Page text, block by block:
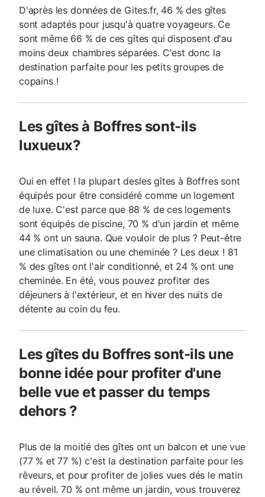
D'après les données de Gites.fr, 46 % des gîtes
sont adaptés pour jusqu'à quatre voyageurs. Ce
sont même 66 % de ces gîtes qui disposent d'au
moins deux chambres séparées. C'est donc la
destination parfaite pour les petits groupes de
copains !
Les gîtes à Boffres sont-ils
luxueux?
Oui en effet ! la plupart desles gîtes à Boffres sont
équipés pour être considéré comme un logement
de luxe. C'est parce que 88 % de ces logements
sont équipés de piscine, 70 % d'un jardin et même
44 % ont un sauna. Que vouloir de plus ? Peut-être
une climatisation ou une cheminée ? Les deux ! 81
% des gîtes ont l'air conditionné, et 24 % ont une
cheminée. En été, vous pouvez profiter des
déjeuners à l'extérieur, et en hiver des nuits de
détente au coin du feu.
Les gîtes du Boffres sont-ils une
bonne idée pour profiter d'une
belle vue et passer du temps
dehors ?
Plus de la moitié des gîtes ont un balcon et une vue
(77 % et 77 %) c'est la destination parfaite pour les
rêveurs, et pour profiter de jolies vues dés le matin
au réveil. 70 % ont même un jardin, vous trouverez